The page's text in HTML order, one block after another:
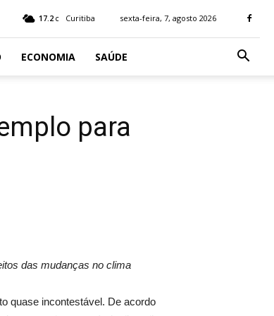
17.2 C Curitiba sexta-feira, 7, agosto 2026
ECONOMIA SAÚDE
para
das mudanças no clima
quase incontestável. De acordo